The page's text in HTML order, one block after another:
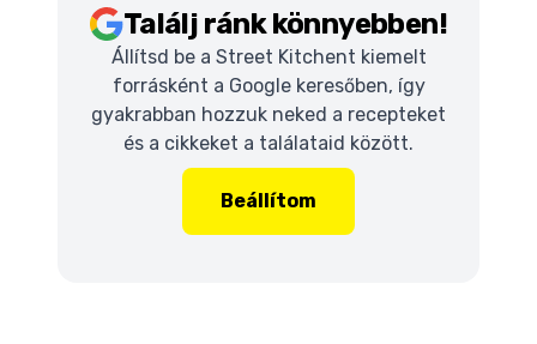
Találj ránk könnyebben!
Állítsd be a Street Kitchent kiemelt
forrásként a Google keresőben, így
gyakrabban hozzuk neked a recepteket
és a cikkeket a találataid között.
Beállítom